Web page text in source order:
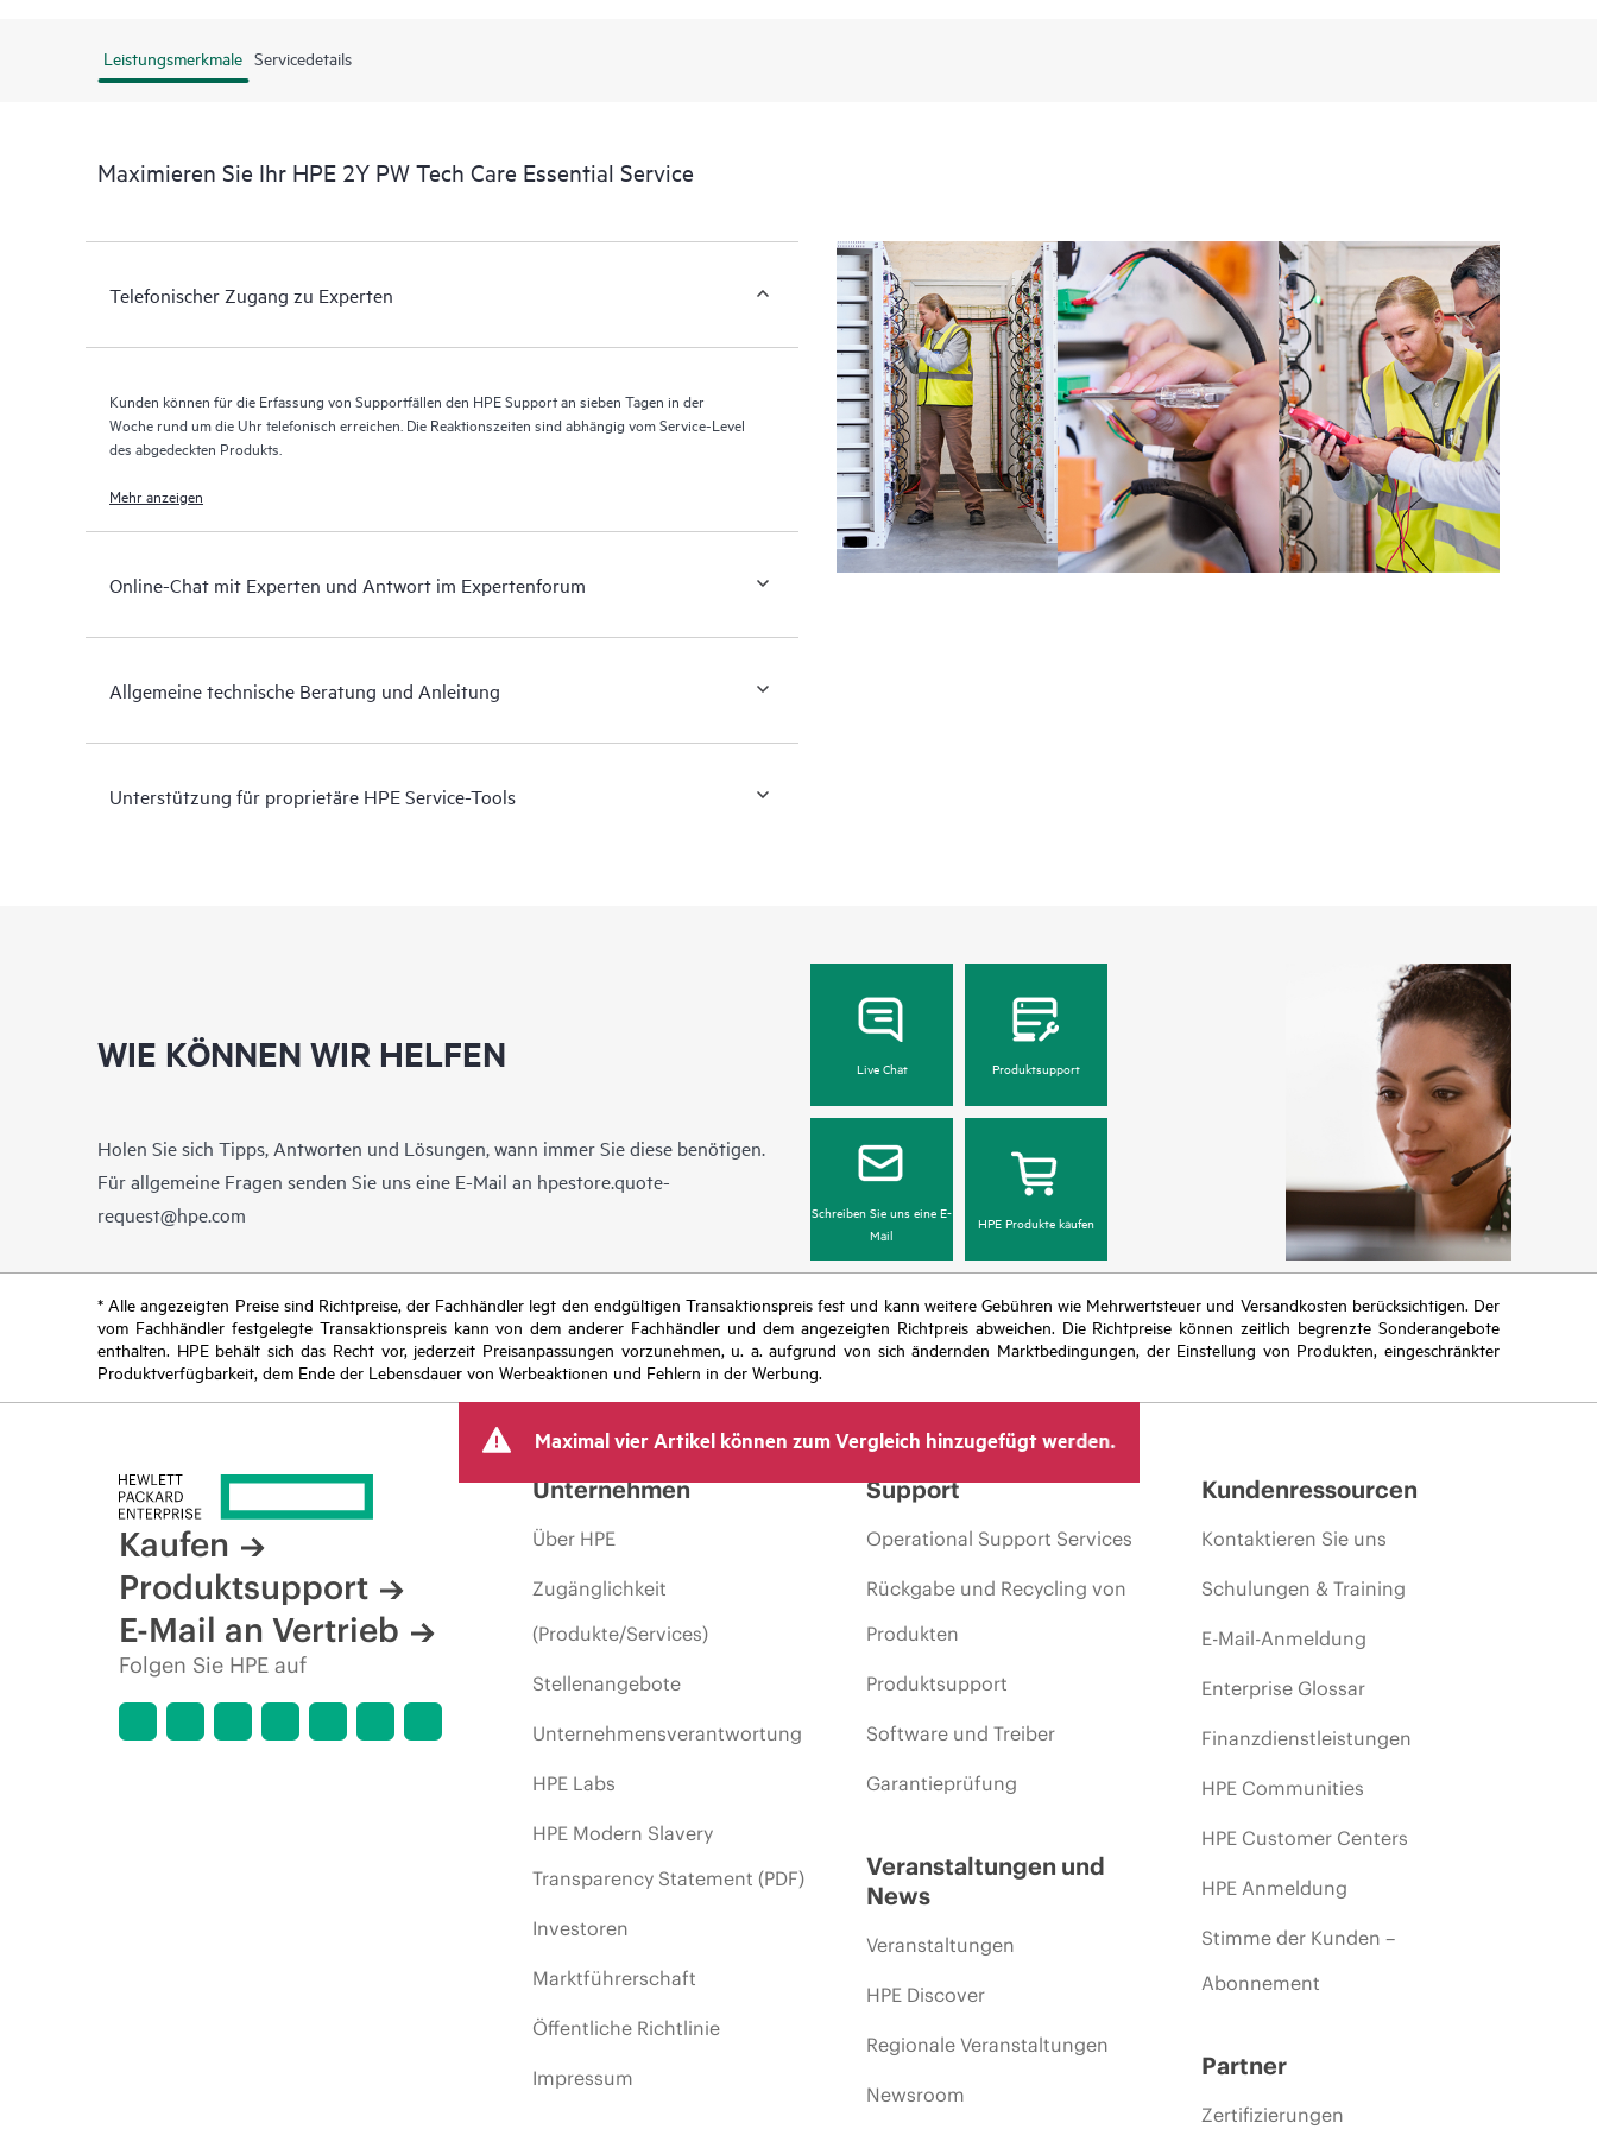
ausführen und ein Portal mit sorgfältig zusammengestellten Wissensressourcen nutzen.
HPE Tech Care Service ermöglicht den Zugang zu HPE Ressourcen, die einen Beitrag
für Operational Excellence und Leistungsoptimierung vom Edge bis zur Cloud leisten.
Leistungsmerkmale Servicedetails
Maximieren Sie Ihr HPE 2Y PW Tech Care Essential Service
Telefonischer Zugang zu Experten
Kunden können für die Erfassung von Supportfällen den HPE Support an sieben Tagen in der
Woche rund um die Uhr telefonisch erreichen. Die Reaktionszeiten sind abhängig vom Service-Level
des abgedeckten Produkts.
Mehr anzeigen
Online-Chat mit Experten und Antwort im Expertenforum
Allgemeine technische Beratung und Anleitung
Unterstützung für proprietäre HPE Service-Tools
WIE KÖNNEN WIR HELFEN
Holen Sie sich Tipps, Antworten und Lösungen, wann immer Sie diese benötigen.
Für allgemeine Fragen senden Sie uns eine E-Mail an hpestore.quote-
request@hpe.com
Live Chat Produktsupport
Schreiben Sie uns eine E-
Mail
HPE Produkte kaufen
* Alle angezeigten Preise sind Richtpreise, der Fachhändler legt den endgültigen Transaktionspreis fest und kann weitere Gebühren wie Mehrwertsteuer und Versandkosten berücksichtigen. Der
vom Fachhändler festgelegte Transaktionspreis kann von dem anderer Fachhändler und dem angezeigten Richtpreis abweichen. Die Richtpreise können zeitlich begrenzte Sonderangebote
enthalten. HPE behält sich das Recht vor, jederzeit Preisanpassungen vorzunehmen, u. a. aufgrund von sich ändernden Marktbedingungen, der Einstellung von Produkten, eingeschränkter
Produktverfügbarkeit, dem Ende der Lebensdauer von Werbeaktionen und Fehlern in der Werbung.
Maximal vier Artikel können zum Vergleich hinzugefügt werden.
Kaufen
Produktsupport
E-Mail an Vertrieb
Folgen Sie HPE auf
Unternehmen
Über HPE
Zugänglichkeit
(Produkte/Services)
Stellenangebote
Unternehmensverantwortung
HPE Labs
HPE Modern Slavery
Transparency Statement (PDF)
Investoren
Marktführerschaft
Öffentliche Richtlinie
Impressum
Support
Operational Support Services
Rückgabe und Recycling von
Produkten
Produktsupport
Software und Treiber
Garantieprüfung
Veranstaltungen und
News
Veranstaltungen
HPE Discover
Regionale Veranstaltungen
Newsroom
Kundenressourcen
Kontaktieren Sie uns
Schulungen & Training
E-Mail-Anmeldung
Enterprise Glossar
Finanzdienstleistungen
HPE Communities
HPE Customer Centers
HPE Anmeldung
Stimme der Kunden –
Abonnement
Partner
Zertifizierungen